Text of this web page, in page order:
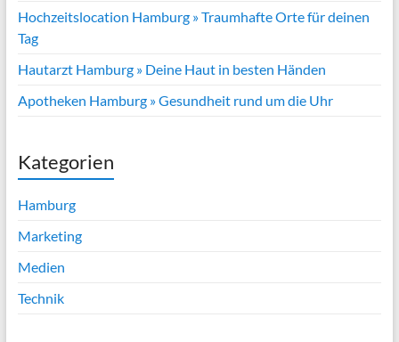
Hochzeitslocation Hamburg » Traumhafte Orte für deinen
Tag
Hautarzt Hamburg » Deine Haut in besten Händen
Apotheken Hamburg » Gesundheit rund um die Uhr
Kategorien
Hamburg
Marketing
Medien
Technik